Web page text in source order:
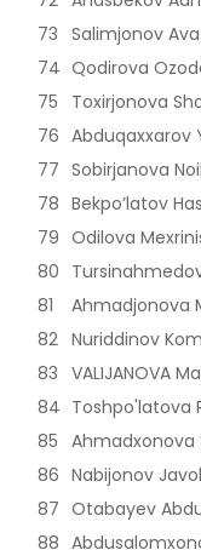
73 Salimjonov
74 Qodirova
75
Toxirjonova
76 Abduqaxxarov
77 Sobirjanova
78 Bekpo’latov
79 Odilova
80
81
Ahmadjonova
82 Nuriddinov
83 VALIJANOVA
84 Toshpo'latova
85 Ahmadxonova
86 Nabijonov
87 Otabayev
88